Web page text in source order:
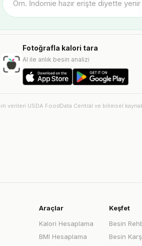
Fotoğrafla kalori tara
AI ile anlık besin analizi
verileri USDA FoodData Central ve bilimsel
Araçlar
Kalori Hesaplama
BMI Hesaplama
Keşfet
Besin
Besin